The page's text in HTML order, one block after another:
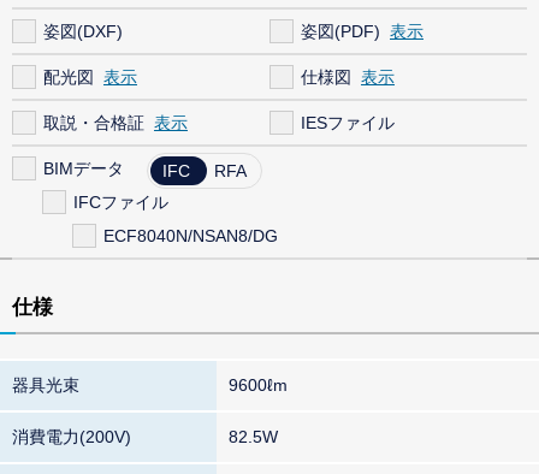
姿図(DXF) 姿図(PDF)
配光図 仕様図
取説・合格証 IESファイル
BIMデータ IFC
RFA
IFCファイル
ECF8040N/NSAN8/DG
仕様
器具光束 9600ℓm
消費電力(200V) 82.5W